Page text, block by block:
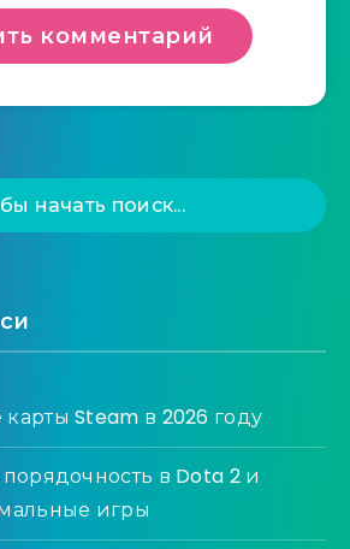
Steam в 2026 году
в Dota 2 и
игры